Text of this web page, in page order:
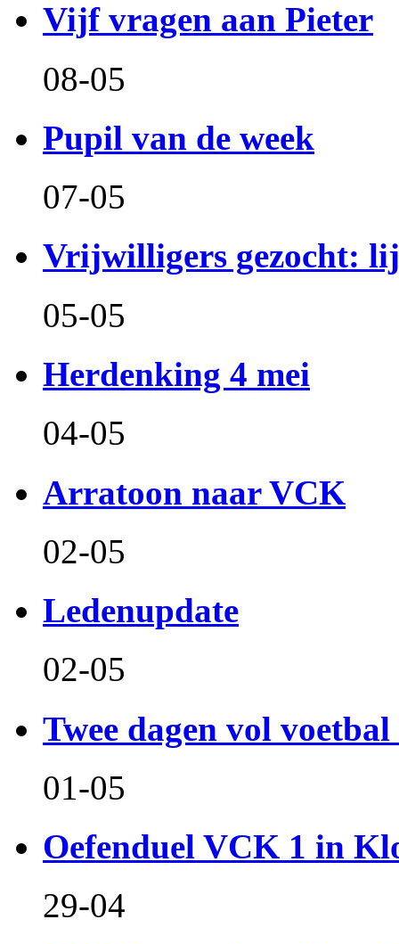
Vijf vragen aan Pieter
08-05
Pupil van de week
07-05
Vrijwilligers gezocht:
05-05
Herdenking 4 mei
04-05
Arratoon naar VCK
02-05
Ledenupdate
02-05
Twee dagen vol
01-05
Oefenduel VCK 1 in
29-04